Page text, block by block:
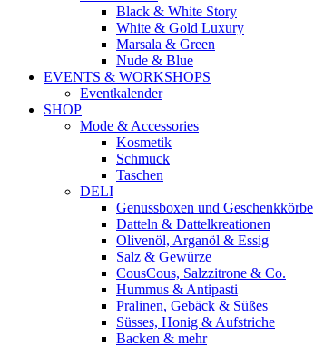
Black & White Story
White & Gold Luxury
Marsala & Green
Nude & Blue
EVENTS & WORKSHOPS
Eventkalender
SHOP
Mode & Accessories
Kosmetik
Schmuck
Taschen
DELI
Genussboxen und Geschenkkörbe
Datteln & Dattelkreationen
Olivenöl, Arganöl & Essig
Salz & Gewürze
CousCous, Salzzitrone & Co.
Hummus & Antipasti
Pralinen, Gebäck & Süßes
Süsses, Honig & Aufstriche
Backen & mehr